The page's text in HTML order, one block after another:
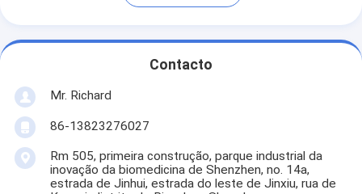
Contacto
Mr. Richard
86-13823276027
Rm 505, primeira construção, parque industrial da
inovação da biomedicina de Shenzhen, no. 14a,
estrada de Jinhui, estrada do leste de Jinxiu, rua de